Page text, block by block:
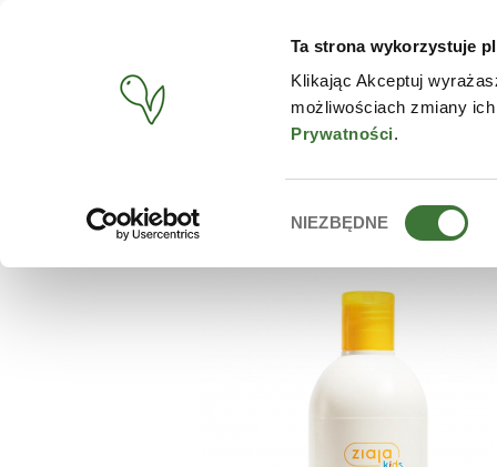
Ta strona wykorzystuje
Klikając Akceptuj
możliwościach zmiany
Prywatności.
zgody
NIEZBĘDNE
PRODUCTOS TIENDA
BUSCAR ZIAJA CHAMPÚ + JABÓN DE